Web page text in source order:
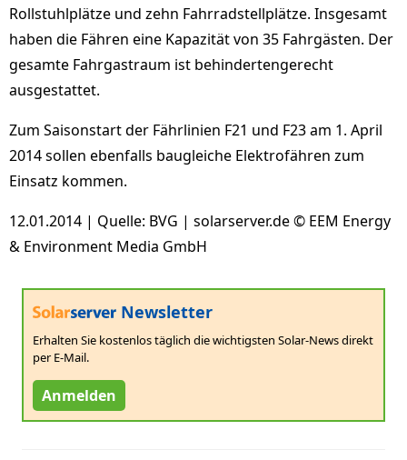
Rollstuhlplätze und zehn Fahrradstellplätze. Insgesamt
haben die Fähren eine Kapazität von 35 Fahrgästen. Der
gesamte Fahrgastraum ist behindertengerecht
ausgestattet.
Zum Saisonstart der Fährlinien F21 und F23 am 1. April
2014 sollen ebenfalls baugleiche Elektrofähren zum
Einsatz kommen.
12.01.2014 | Quelle: BVG | solarserver.de © EEM Energy
& Environment Media GmbH
Newsletter
Erhalten Sie kostenlos täglich die wichtigsten Solar-News direkt
per E-Mail.
Anmelden